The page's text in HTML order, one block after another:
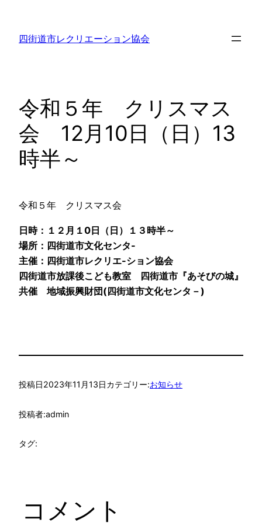
四街道市レクリエーション協会
令和５年 クリスマス
会 12月10日（日）13
時半～
令和５年 クリスマス会
日時：１２月１0日（日）１３時半～
場所：四街道市文化センタ-
主催：四街道市レクリエ-ション協会
四街道市放課後こども教室 四街道市『あそびの城』
共催 地域振興財団(四街道市文化センタ－)
投稿日2023年11月13日カテゴリー:お知らせ
投稿者:admin
タグ:
コメント